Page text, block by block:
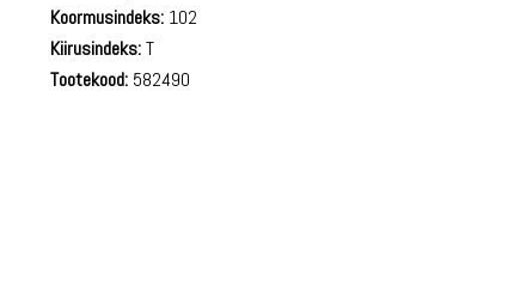
Koormusindeks: 102
Kiirusindeks:T
Tootekood: 582490